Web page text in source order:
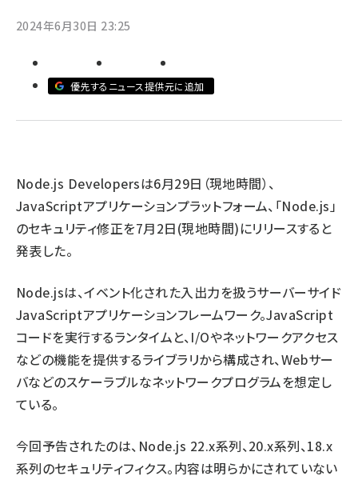
genai (1492)
2024年6月30日 23:25
優先するニュース提供元に追加
Node.js Developersは6月29日（現地時間）、
JavaScriptアプリケーションプラットフォーム、「Node.js」
のセキュリティ修正を7月2日(現地時間)にリリースすると
発表した。
Node.jsは、イベント化された入出力を扱うサーバーサイド
JavaScriptアプリケーションフレームワーク。JavaScript
コードを実行するランタイムと、I/Oやネットワークアクセス
などの機能を提供するライブラリから構成され、Webサー
バなどのスケーラブルなネットワークプログラムを想定し
ている。
今回予告されたのは、Node.js 22.x系列、20.x系列、18.x
系列のセキュリティフィクス。内容は明らかにされていない